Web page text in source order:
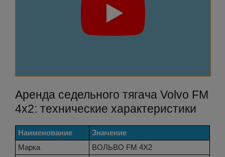
Аренда седельного тягача Volvo FM
4x2: технические характеристики
Наименование
Значение
Марка
ВОЛЬВО FM 4X2